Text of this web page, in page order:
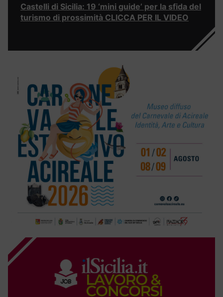
Castelli di Sicilia: 19 ‘mini guide’ per la sfida del
turismo di prossimità CLICCA PER IL VIDEO